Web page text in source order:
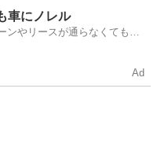
書車にノレル
ンやリースが通らなくてもク
Ad